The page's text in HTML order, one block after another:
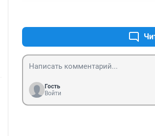
Гость
Войти